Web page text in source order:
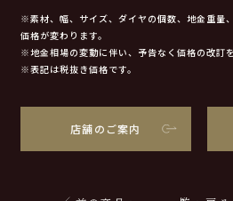
※素材、幅、サイズ、ダイヤの個数、地金重量
価格が変わります。
※地金相場の変動に伴い、予告なく価格の改訂
※表記は税抜き価格です。
店舗のご案内